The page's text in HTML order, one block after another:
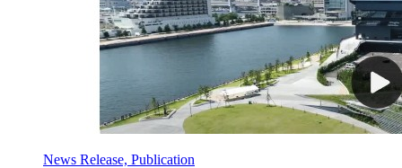
News Release, Publication